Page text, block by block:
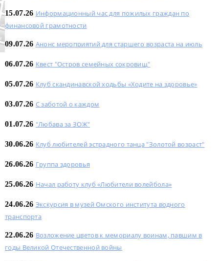
15.07.26 Информационный час для пожилых граждан по
финансовой грамотности
09.07.26 Анонс мероприятий для старшего возраста на июль
06.07.26 Квест "Остров семейных сокровищ"
05.07.26 Клуб скандинавской ходьбы «Ходите на здоровье»
03.07.26 С заботой о каждом
01.07.26 "Любава за ЗОЖ"
30.06.26 Клуб любителей эстрадного танца "Золотой возраст"
26.06.26 Группа здоровья
25.06.26 Начал работу клуб «Любители волейбола»
24.06.26 Экскурсия в музей Омского института водного
транспорта
22.06.26 Возложение цветов к мемориалу воинам, павшим в
годы Великой Отечественной войны